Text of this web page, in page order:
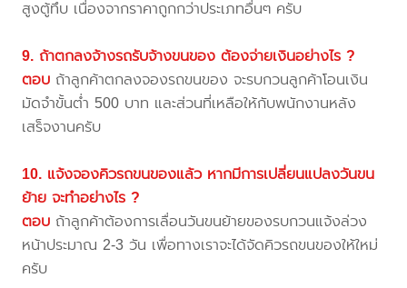
สูงตู้ทึบ เนื่องจากราคาถูกกว่าประเภทอื่นๆ ครับ
9. ถ้าตกลงจ้างรถรับจ้างขนของ ต้องจ่ายเงินอย่างไร ?
ตอบ ถ้าลูกค้าตกลงจองรถขนของ จะรบกวนลูกค้าโอนเงิน
มัดจำขั้นต่ำ 500 บาท และส่วนที่เหลือให้กับพนักงานหลัง
เสร็จงานครับ
10. แจ้งจองคิวรถขนของแล้ว หากมีการเปลี่ยนแปลงวันขน
ย้าย จะทำอย่างไร ?
ตอบ ถ้าลูกค้าต้องการเลื่อนวันขนย้ายของรบกวนแจ้งล่วง
หน้าประมาณ 2-3 วัน เพื่อทางเราจะได้จัดคิวรถขนของให้ใหม่
ครับ